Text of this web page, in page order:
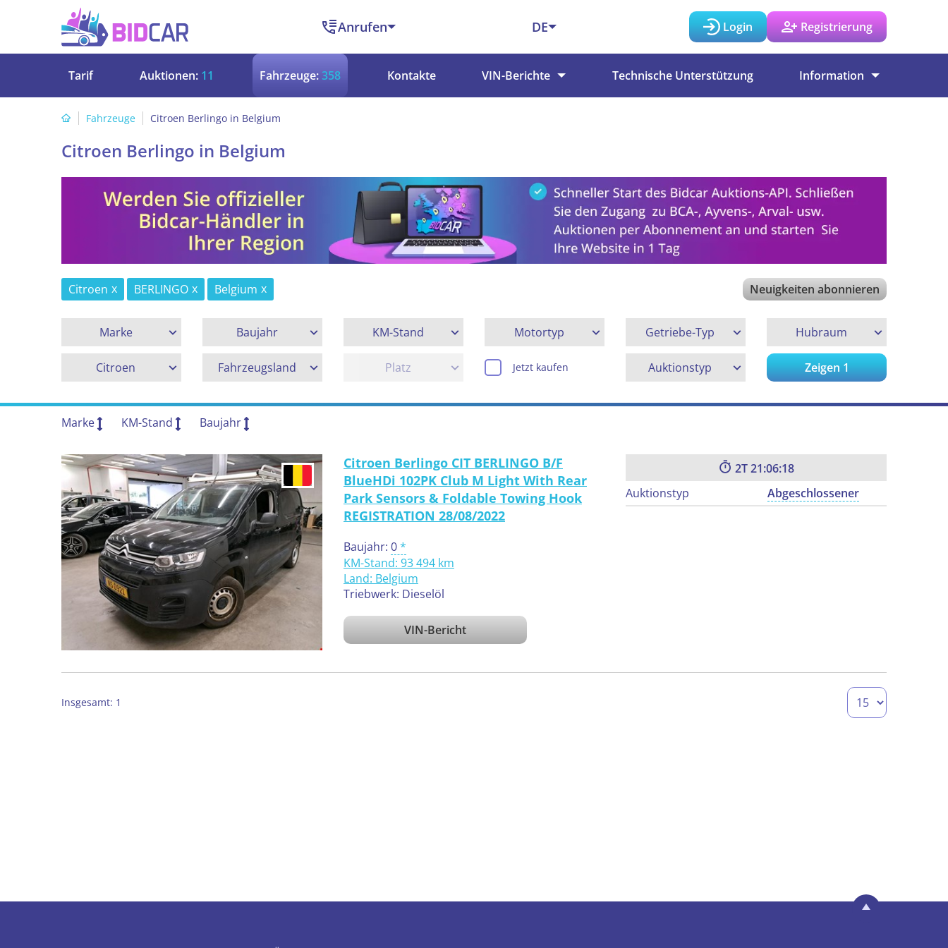
Anrufen DE Login Registrierung
Tarif Auktionen: 11 Fahrzeuge:358 Kontakte VIN-Berichte Technische Unterstützung Information
Fahrzeuge Citroen Berlingo in Belgium
Citroen Berlingo in Belgium
Citroen BERLINGO Belgium Neuigkeiten abonnieren
Marke
Citroen
Baujahr KM-Stand Motortyp Getriebe-Typ Hubraum
Fahrzeugsland Platz Jetzt kaufen Auktionstyp Zeigen1
Marke KM-Stand Baujahr
Citroen Berlingo CIT BERLINGO B/F
BlueHDi 102PK Club M Light With Rear
Park Sensors & Foldable Towing Hook
REGISTRATION 28/08/2022
Baujahr: 0
KM-Stand: 93 494 km
Land: Belgium
Triebwerk: Dieselöl
VIN-Bericht
2 21:06:18
Auktionstyp
Abgeschlossener
Insgesamt: 1